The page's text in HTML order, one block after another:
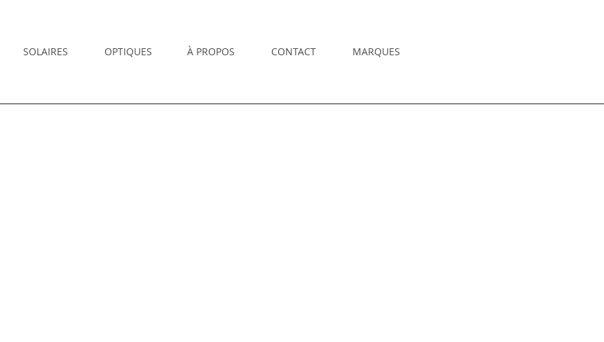
SOLAIRES OPTIQUES À PROPOS CONTACT MARQUES